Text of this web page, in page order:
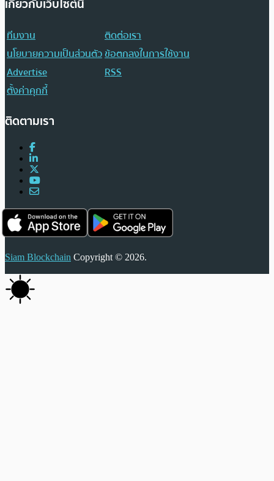
เกี่ยวกับเว็บไซต์นี้
ทีมงาน
ติดต่อเรา
นโยบายความเป็นส่วนตัวข้อตกลงในการใช้งาน
Advertise
RSS
ตั้งค่าคุกกี้
ติดตามเรา
Siam Blockchain Copyright © 2026.